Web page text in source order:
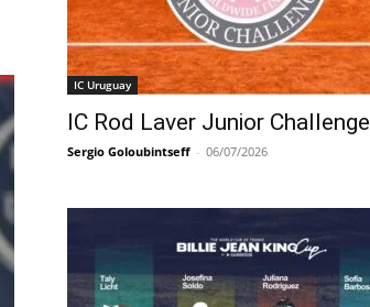
IC Uruguay
IC Rod Laver Junior Challenge
Sergio Goloubintseff - 06/07/2026